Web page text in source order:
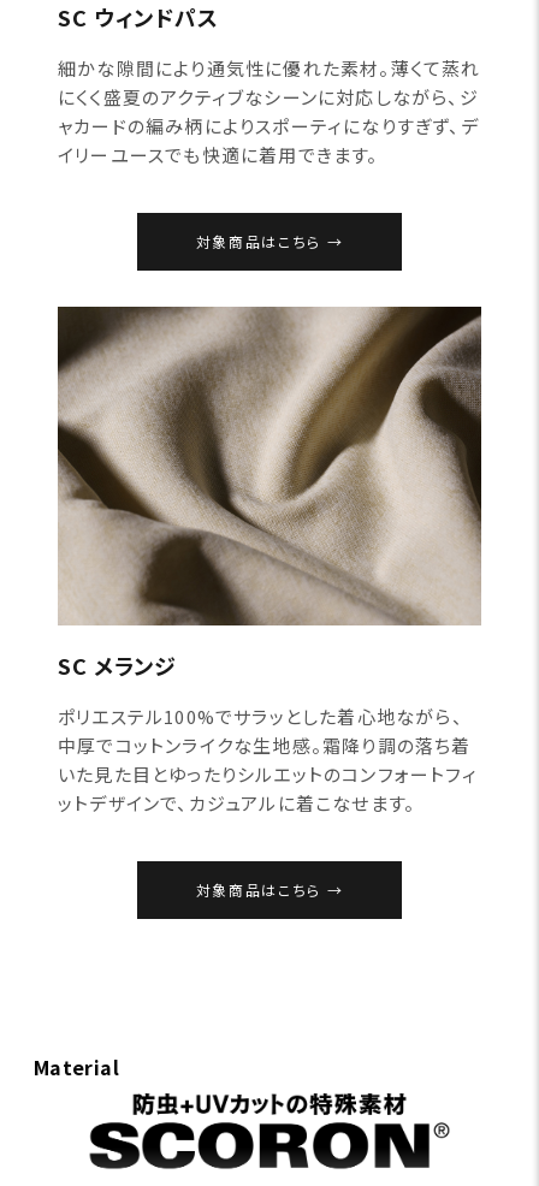
SC ウィンドパス
細かな隙間により通気性に優れた素材。薄くて蒸れ
にくく盛夏のアクティブなシーンに対応しながら、ジ
ャカードの編み柄によりスポーティになりすぎず、デ
イリーユースでも快適に着用できます。
対象商品はこちら
SC メランジ
ポリエステル100%でサラッとした着心地ながら、
中厚でコットンライクな生地感。霜降り調の落ち着
いた見た目とゆったりシルエットのコンフォートフィ
ットデザインで、カジュアルに着こなせます。
対象商品はこちら
Material